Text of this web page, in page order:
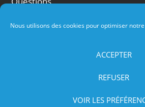
Nous utilisons des cookies pour optimiser
ACCEPTER
REFUSER
VOIR LES